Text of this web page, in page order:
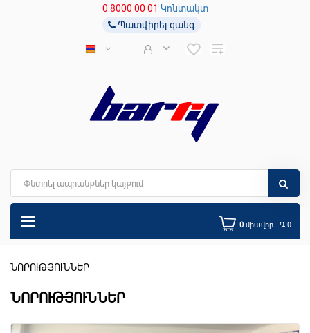
0 8000 00 01 Կոնտակտ
Պատվիրել զանգ
0 միավոր - ֏ 0
ՆՈՐՈՒԹՅՈՒՆՆԵՐ
ՆՈՐՈՒԹՅՈՒՆՆԵՐ